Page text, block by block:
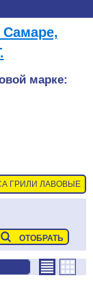
Самаре,
марке:
ГРИЛИ ЛАВОВЫЕ